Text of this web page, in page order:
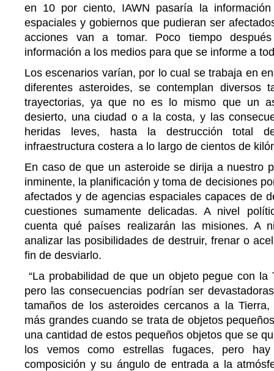
en 10 por ciento, IAWN pasaría la
espaciales y gobiernos que pudieran ser
acciones van a tomar. Poco tiempo
información a los medios para que se informe a
Los escenarios varían, por lo cual se trabaja en
diferentes asteroides, se contemplan diversos
trayectorias, ya que no es lo mismo que un
desierto, una ciudad o a la costa, y las
heridas leves, hasta la destrucción total
infraestructura costera a lo largo de cientos de
En caso de que un asteroide se dirija a nuestro
inminente, la planificación y toma de decisiones
afectados y de agencias espaciales capaces de
cuestiones sumamente delicadas. A nivel
cuenta qué países realizarán las misiones. A
analizar las posibilidades de destruir, frenar o
fin de desviarlo.
“La probabilidad de que un objeto pegue con la
pero las consecuencias podrían ser
tamaños de los asteroides cercanos a la
más grandes cuando se trata de objetos
una cantidad de estos pequeños objetos que se
los vemos como estrellas fugaces, pero
composición y su ángulo de entrada a la